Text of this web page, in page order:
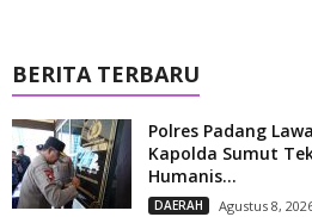
BERITA TERBARU
Polres Padang
Kapolda Sumut
Humanis...
DAERAH Agustus 8,